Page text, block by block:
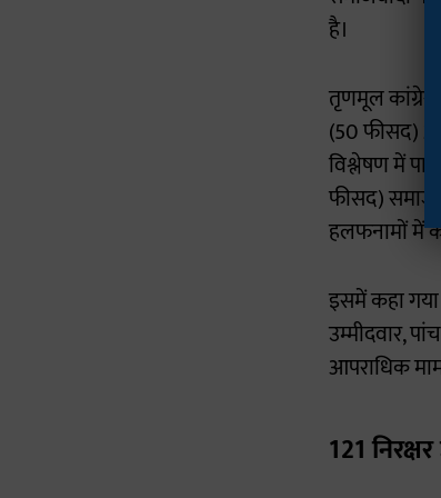
है।
तृणमूल
(50 फीसद)
विश्लेषण में
फीसद)
हलफनामों में
इसमें कहा
उम्मीदवार,
आपराधिक
121